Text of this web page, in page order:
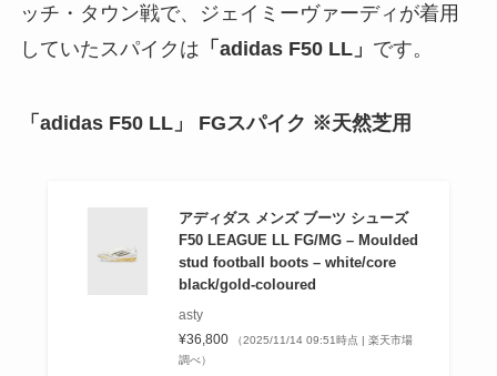
ッチ・タウン戦で、ジェイミーヴァーディが着用
していたスパイクは 「adidas F50 LL」 です。
「 adidas F50 LL」 FGスパイク ※天然芝用
アディダス メンズ ブーツ シューズ
F50 LEAGUE LL FG/MG – Moulded
stud football boots – white/core
black/gold-coloured
asty
¥36,800
（2025/11/14 09:51時点 | 楽天市場
調べ）